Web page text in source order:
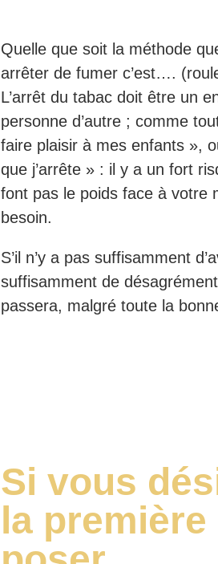
Quelle que soit la méthode
arrêter de fumer c’est….
L’arrêt du tabac doit être un
personne d’autre ; comme
faire plaisir à mes enfants »,
que j’arrête » : il y a un fort
font pas le poids face à votre
besoin.
S’il n’y a pas suffisamment
suffisamment de
passera, malgré toute la
Si vous
la